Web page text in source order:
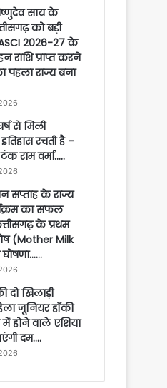
साय के
को बड़ी
2026-27 के
राशि प्राप्त करने
पहला राज्य बना
से मिली
रचती है –
टंक राम वर्मा…..
सप्ताह के राज्य
का सफल
के प्रथम
(Mother Milk
दो खिलाड़ी
जूनियर हॉकी
में होने वाले एशिया
दम….